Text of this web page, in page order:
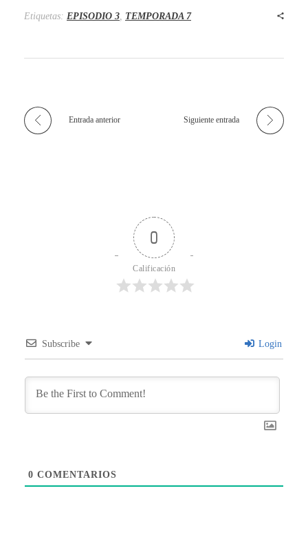
Etiquetas: EPISODIO 3 TEMPORADA 7
Entrada anterior Siguiente entrada
0
Calificación
Subscribe Login
0 COMENTARIOS